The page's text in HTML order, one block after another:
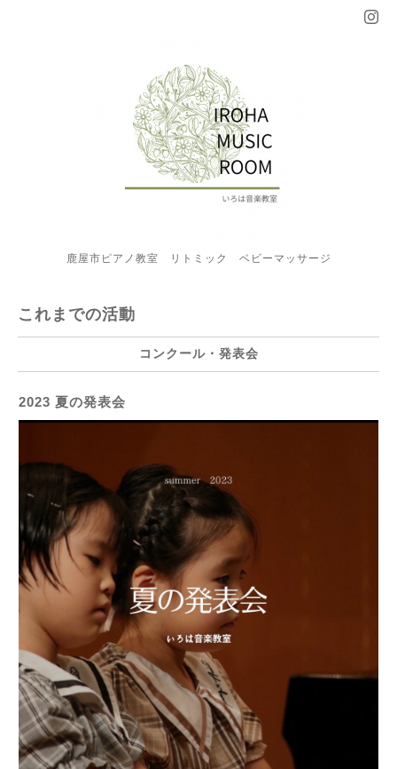
鹿屋市ピアノ教室 リトミック ベビーマッサージ
これまでの活動
コンクール・発表会
2023 夏の発表会